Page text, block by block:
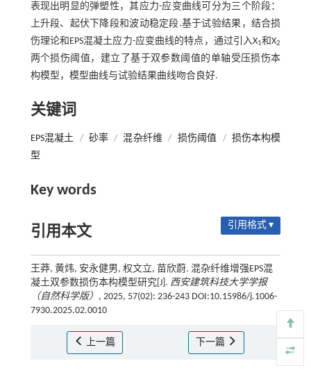
表现出明显的弹塑性，其应力-应变曲线可分为三个阶段：
上升段、起伏下降段和波动稳定段.基于试验结果，结合损
伤理论和EPS混凝土应力-应变曲线的特点，通过引入X1和X2
两个损伤阈值，建立了基于双参数阈值的单轴受压损伤本
构模型，模型曲线与试验结果曲线吻合良好.
关键词
EPS混凝土 / 砂率 / 混杂纤维 / 损伤阈值 / 损伤本构模
型
Key words
引用本文 引用格式 ▾
王莽, 黄炜, 安永健男, 权文立, 苗欣蔚. 混杂纤维增强EPS混
凝土双参数损伤本构模型研究[J]. 西安建筑科技大学学报
（自然科学版） , 2025, 57(02): 236-243 DOI:10.15986/j.1006-
7930.2025.02.0010
上一篇 下一篇